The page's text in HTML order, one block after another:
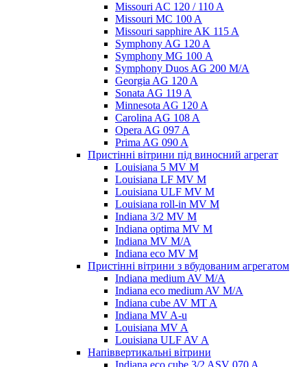
Missouri AC 120 / 110 A
Missouri MC 100 A
Missouri sapphire AK 115 A
Symphony AG 120 A
Symphony MG 100 А
Symphony Duos AG 200 M/A
Georgia AG 120 A
Sonata AG 119 A
Minnesota AG 120 A
Carolina AG 108 A
Opera AG 097 A
Prima AG 090 A
Пристінні вітрини під виносний агрегат
Louisiana 5 MV M
Louisiana LF MV M
Louisiana ULF MV M
Louisiana roll-in MV M
Indiana 3/2 MV M
Indiana optima MV M
Indiana MV M/A
Indiana eco MV M
Пристінні вітрини з вбудованим агрегатом
Indiana medium AV M/A
Indiana eco medium AV M/A
Indiana cube AV MT A
Indiana MV A-u
Louisiana MV A
Louisiana ULF AV A
Напіввертикальні вітрини
Indiana eco cube 3/2 ASV 070 A